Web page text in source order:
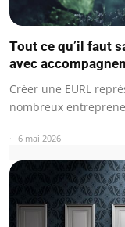
Tout ce qu’il faut
avec
Créer une EURL
nombreux
6 mai 2026